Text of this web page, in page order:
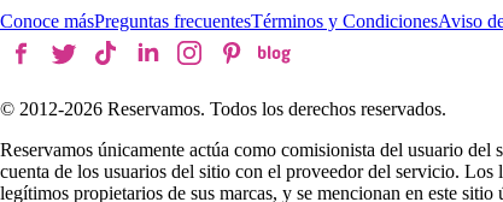
Conoce másPreguntas frecuentesTérminos y CondicionesAviso
© 2012-2026 Reservamos. Todos los derechos reservados.
Reservamos únicamente actúa como comisionista del usuario
cuenta de los usuarios del sitio con el proveedor del servicio. Los
legítimos propietarios de sus marcas, y se mencionan en este